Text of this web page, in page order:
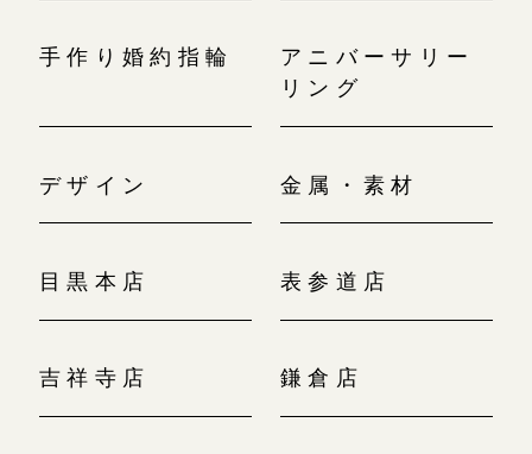
手作り婚約指輪
アニバーサリー
リング
デザイン 金属・素材
目黒本店 表参道店
吉祥寺店 鎌倉店